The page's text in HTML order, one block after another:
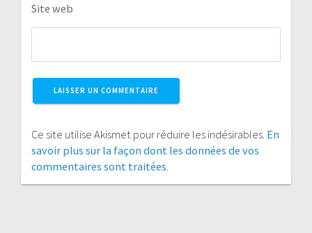
Site web
Ce site utilise Akismet pour réduire les indésirables. En
savoir plus sur la façon dont les données de vos
commentaires sont traitées